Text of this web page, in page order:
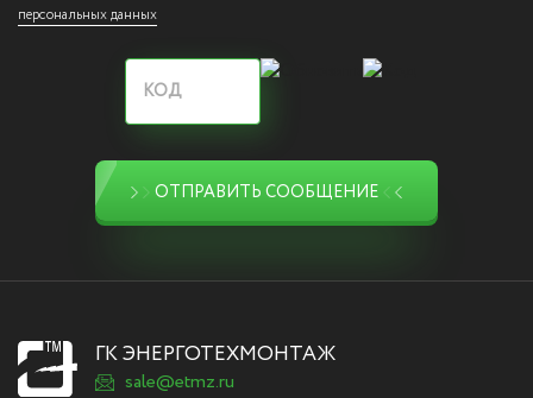
персональных данных
ОТПРАВИТЬ СООБЩЕНИЕ
ГК ЭНЕРГОТЕХМОНТАЖ
sale@etmz.ru